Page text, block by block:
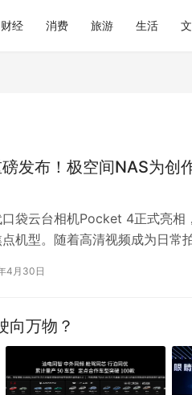
财经 消费 旅游 生活
发布！极空间NAS为创
袋云台相机Pocket 4正式亮相
机型。随着高清视频成为日常
效管理，也成为用户在创作之
空间私有云凭借成熟稳定的
4月30日
向万物？